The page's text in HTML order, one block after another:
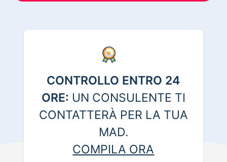
CONTROLLO ENTRO 24
ORE: UN CONSULENTE TI
CONTATTERÀ PER LA TUA
MAD.
COMPILA ORA